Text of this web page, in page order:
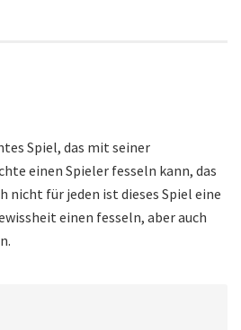
Spiel, das mit seiner
einen Spieler fesseln kann, das
nicht für jeden ist dieses Spiel eine
einen fesseln, aber auch